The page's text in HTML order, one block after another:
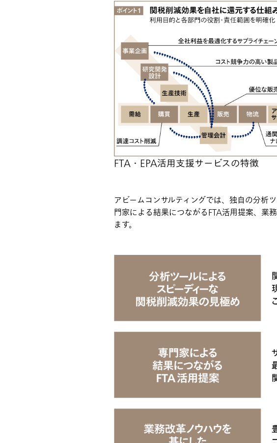
FTA・EPA活用支援サービスの特徴
アビームコンサルティングでは、独自の分析
門家による結果につながるFTA活用提案、業
ます。